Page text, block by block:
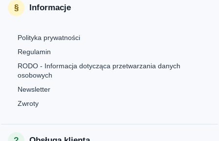
Informacje
Polityka prywatności
Regulamin
RODO - Informacja dotycząca przetwarzania danych
osobowych
Newsletter
Zwroty